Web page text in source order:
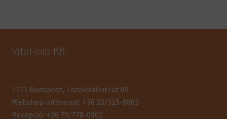
VitaHelp Kft.
1121 Budapest, Törökbálinti út 69.
Webshop infóvonal: +36 20/315-8863
Recepció: +36 70/778-0902